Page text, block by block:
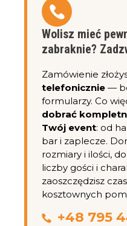
Wolisz mieć
zabraknie?
Zamówienie
telefonicznie —
formularzy. Co
dobrać
Twój event: od
bar i zaplecze.
rozmiary i ilości,
liczby gości i
zaoszczędzisz
kosztownych
+48 795